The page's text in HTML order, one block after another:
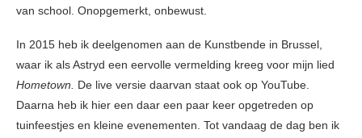
van school. Onopgemerkt, onbewust.
In 2015 heb ik deelgenomen aan de Kunstbende in Brussel,
waar ik als Astryd een eervolle vermelding kreeg voor mijn lied
Hometown. De live versie daarvan staat ook op YouTube.
Daarna heb ik hier een daar een paar keer opgetreden op
tuinfeestjes en kleine evenementen. Tot vandaag de dag ben ik